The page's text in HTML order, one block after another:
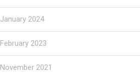
January 2024
February 2023
November 2021